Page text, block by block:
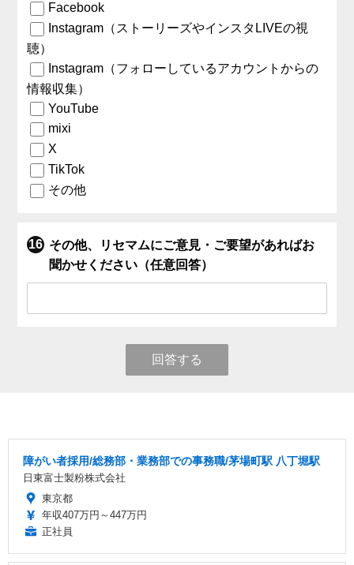
Facebook
Instagram（ストーリーズやインスタLIVEの視
聴）
Instagram（フォローしているアカウントからの
情報収集）
YouTube
mixi
X
TikTok
その他
その他、リセマムにご意見・ご要望があればお
聞かせください（任意回答）
回答する
障がい者採用/総務部・業務部での事務職/茅場町駅 八丁堀駅
日東富士製粉株式会社
東京都
年収407万円～447万円
正社員